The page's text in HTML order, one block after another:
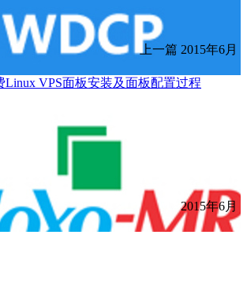
上一篇 2015年6月
Linux VPS面板安装及面板配置过程
2015年6月